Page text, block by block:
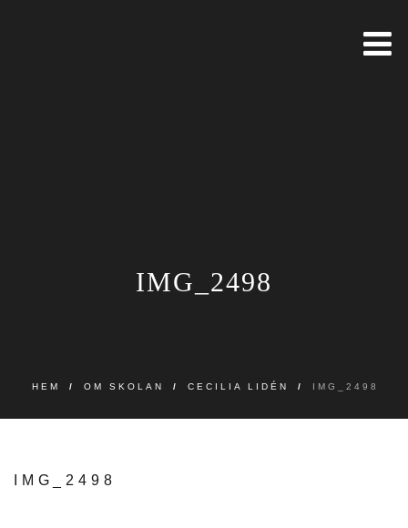
IMG_2498
HEM / OM SKOLAN / CECILIA LIDÉN / IMG_2498
IMG_2498